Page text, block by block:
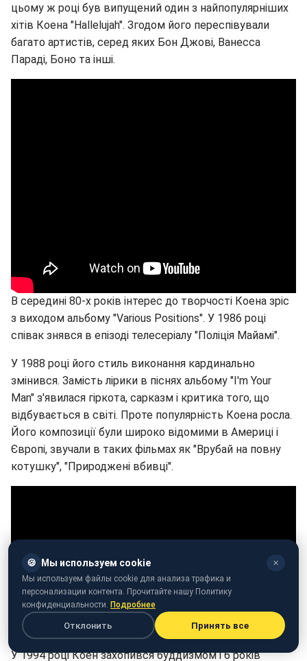
цьому ж році був випущений один з найпопулярніших
хітів Коена "Hallelujah". Згодом його переспівували
багато артистів, серед яких Бон Джові, Ванесса
Параді, Боно та інші.
В середині 80-х років інтерес до творчості Коена зріс
з виходом альбому "Various Positions". У 1986 році
співак знявся в епізоді телесеріалу "Поліція Майамі".
У 1988 році його стиль виконання кардинально
змінився. Замість лірики в піснях альбому "I'm Your
Man" з'явилася гіркота, сарказм і критика того, що
відбувається в світі. Проте популярність Коена росла.
Його композиції були широко відомими в Америці і
Європі, звучали в таких фільмах як "Врубай на повну
котушку", "Природжені вбивці".
У 1994 році Коен захопився буддизмом і 6 років
🍪 Мы используем cookie ✕
Мы используем файлы cookie для анализа трафика и
персонализации контента. Прочитайте нашу Политику
конфиденциальности. Подробнее
Отклонить Принять все